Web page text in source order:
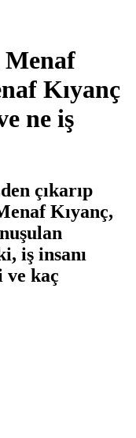
Menaf
Kıyanç
ne iş
çıkarıp
Kıyanç,
iş insanı
ve kaç